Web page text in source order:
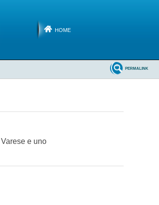
HOME
PERMALINK
e uno